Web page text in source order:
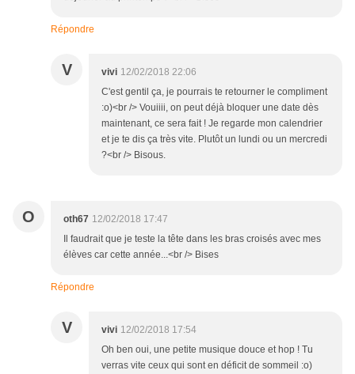
Répondre
V vivi 12/02/2018 22:06
C'est gentil ça, je pourrais te retourner le compliment
:o)<br /> Vouiiii, on peut déjà bloquer une date dès
maintenant, ce sera fait ! Je regarde mon calendrier
et je te dis ça très vite. Plutôt un lundi ou un mercredi
?<br /> Bisous.
O oth67 12/02/2018 17:47
Il faudrait que je teste la tête dans les bras croisés avec mes
élèves car cette année...<br /> Bises
Répondre
V vivi 12/02/2018 17:54
Oh ben oui, une petite musique douce et hop ! Tu
verras vite ceux qui sont en déficit de sommeil :o)